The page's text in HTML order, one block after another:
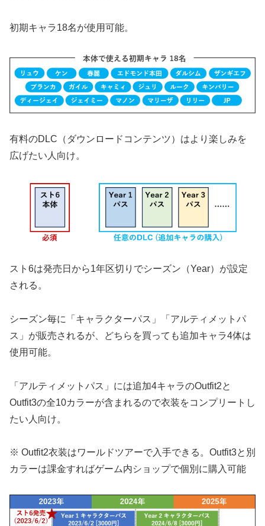
初期キャラ18名が使用可能。
有料のDLC（ダウンロードコンテンツ）はより楽しみを
広げたい人向け。
スト6は発売日から1年区切りでシーズン（Year）が設定
される。
シーズン毎に「キャラクターパス」「アルティメットパ
ス」が販売されるが、どちらを買っても追加キャラ4体は
使用可能。
「アルティメットパス」には追加4キャラのOutfit2と
Outfit3の全10カラーが含まれるので衣装をコンプリートし
たい人向け。
※ Outfit2衣装はワールドツアーで入手できる。Outfit3と別
カラーは課金すればゲーム内ショップで個別に購入可能